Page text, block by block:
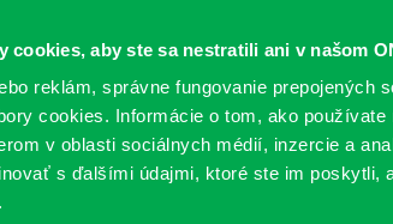
cookies, aby ste sa nestratili ani v našom
reklám, správne fungovanie prepojených
cookies. Informácie o tom, ako používate
v oblasti sociálnych médií, inzercie a
s ďalšími údajmi, ktoré ste im poskytli,
Oficiálne stránky
OBLASTI NOVINY MAPY